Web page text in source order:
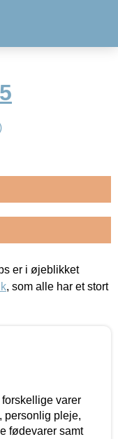
er i øjeblikket
, som alle har et stort
varer
personlig pleje,
fødevarer samt